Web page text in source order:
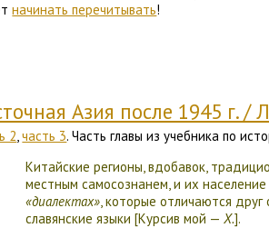
начинать перечитывать!
Азия после 1945 г. /
2,часть 3. Часть главы из учебника по
Китайские регионы, вдобавок,
местным самосознанем, и их
«диалектах», которые отличаются
славянские языки [Курсив мой —Х.].